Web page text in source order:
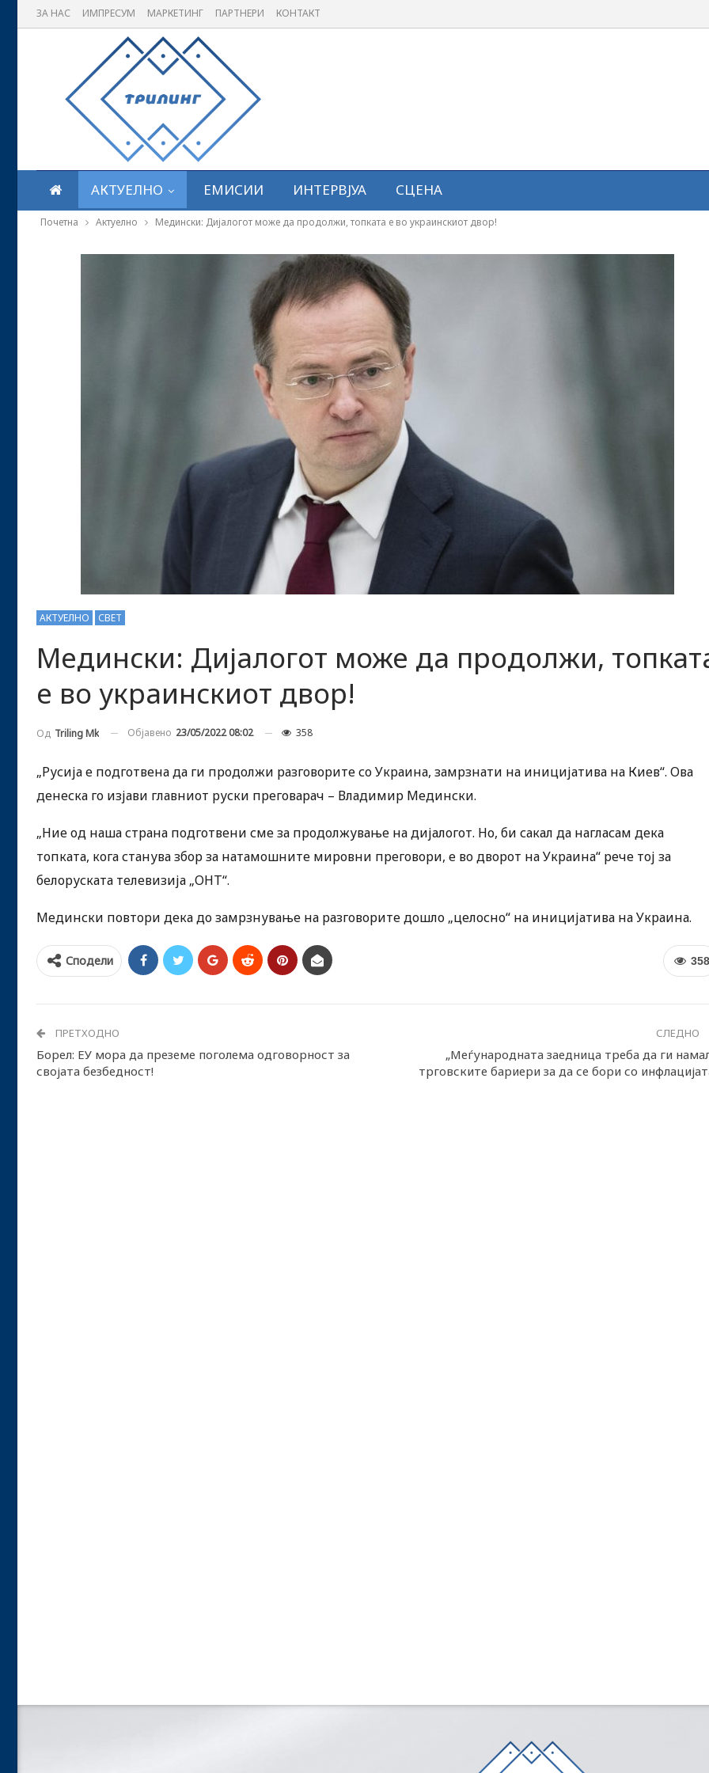
ЗА НАС ИМПРЕСУМ МАРКЕТИНГ ПАРТНЕРИ КОНТАКТ
АКТУЕЛНО ЕМИСИИ ИНТЕРВЈУА СЦЕНА
Почетна Актуелно Медински: Дијалогот може да продолжи, топката е во украинскиот двор!
АКТУЕЛНО СВЕТ
Медински: Дијалогот може да продолжи,
е во украинскиот двор!
Од Triling Mk Објавено 23/05/2022 08:02 358
„Русија е подготвена да ги продолжи разговорите со Украина, замрзнати на иницијатива на Киев“. Ова
денеска го изјави главниот руски преговарач – Владимир Медински.
„Ние од наша страна подготвени сме за продолжување на дијалогот. Но, би сакал да нагласам дека
топката, кога станува збор за натамошните мировни преговори, е во дворот на Украина“ рече тој за
белоруската телевизија „ОНТ“.
Медински повтори дека до замрзнување на разговорите дошло „целосно“ на иницијатива на Украина.
358
Сподели
ПРЕТХОДНО
Борел: ЕУ мора да преземе поголема одговорност за
својата безбедност!
СЛЕДНО
„Меѓународната заедница треба да ги
трговските бариери за да се бори со